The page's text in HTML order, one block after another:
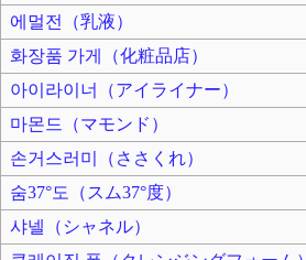
에멀전（乳液）
화장품 가게（化粧品店）
아이라이너（アイライナー）
마몬드（マモンド）
손거스러미（ささくれ）
숨37°도（スム37°度）
샤넬（シャネル）